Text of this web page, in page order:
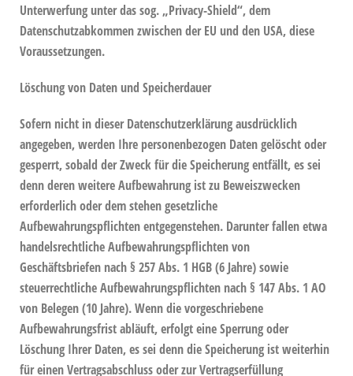
Unterwerfung unter das sog. „Privacy-Shield“, dem
Datenschutzabkommen zwischen der EU und den USA, diese
Voraussetzungen.
Löschung von Daten und Speicherdauer
Sofern nicht in dieser Datenschutzerklärung ausdrücklich
angegeben, werden Ihre personenbezogen Daten gelöscht oder
gesperrt, sobald der Zweck für die Speicherung entfällt, es sei
denn deren weitere Aufbewahrung ist zu Beweiszwecken
erforderlich oder dem stehen gesetzliche
Aufbewahrungspflichten entgegenstehen. Darunter fallen etwa
handelsrechtliche Aufbewahrungspflichten von
Geschäftsbriefen nach § 257 Abs. 1 HGB (6 Jahre) sowie
steuerrechtliche Aufbewahrungspflichten nach § 147 Abs. 1 AO
von Belegen (10 Jahre). Wenn die vorgeschriebene
Aufbewahrungsfrist abläuft, erfolgt eine Sperrung oder
Löschung Ihrer Daten, es sei denn die Speicherung ist weiterhin
für einen Vertragsabschluss oder zur Vertragserfüllung